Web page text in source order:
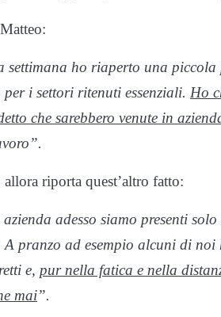
settimana ho riaperto una
per i settori ritenuti essenziali. Ho
che sarebbero venute in
riporta quest’altro fatto:
adesso siamo presenti
A pranzo ad esempio alcuni di
e, pur nella fatica e nella
mai”.